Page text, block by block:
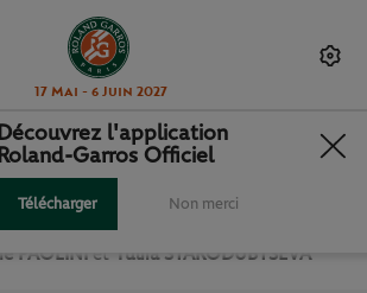
17 Mai - 6 Juin 2027
SIMPLE DAMES
3ème Tour Simple Dames Roland Garros
PAOLINI et Yuliia STARODUBTSEVA
Découvrez l'application
Roland-Garros Officiel
Télécharger Non merci